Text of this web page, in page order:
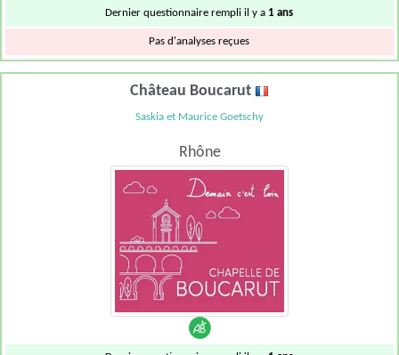
Dernier questionnaire rempli il y a 1 ans
Pas d'analyses reçues
Château Boucarut
Saskia et Maurice Goetschy
Rhône